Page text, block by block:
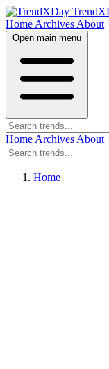
Home Archives About
Open main menu
Home Archives About
Home